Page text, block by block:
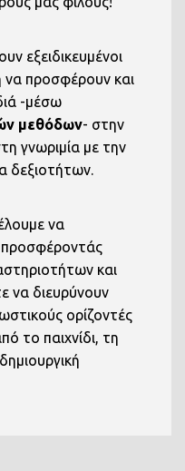
εξειδικευμένοι
να προσφέρουν και
-μέσω
μεθόδων- στην
γνωριμία με την
δεξιοτήτων.
να
προσφέροντάς
και
να διευρύνουν
ορίζοντές
το παιχνίδι, τη